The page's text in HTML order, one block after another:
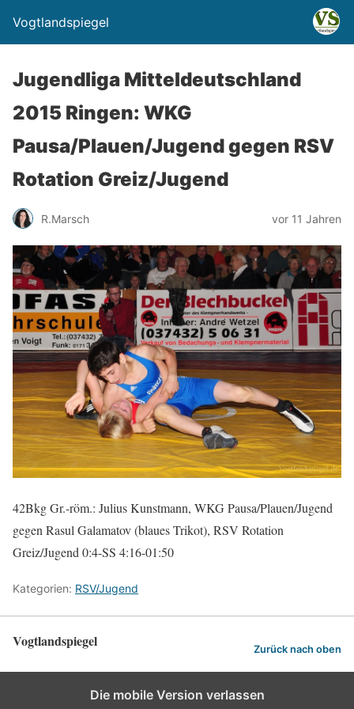
Vogtlandspiegel
Jugendliga Mitteldeutschland
2015 Ringen: WKG
Pausa/Plauen/Jugend gegen RSV
Rotation Greiz/Jugend
R.Marsch vor 11 Jahren
42Bkg Gr.-röm.: Julius Kunstmann, WKG Pausa/Plauen/Jugend
gegen Rasul Galamatov (blaues Trikot), RSV Rotation
Greiz/Jugend 0:4-SS 4:16-01:50
Kategorien: RSV/Jugend
Vogtlandspiegel Zurück nach oben
Die mobile Version verlassen